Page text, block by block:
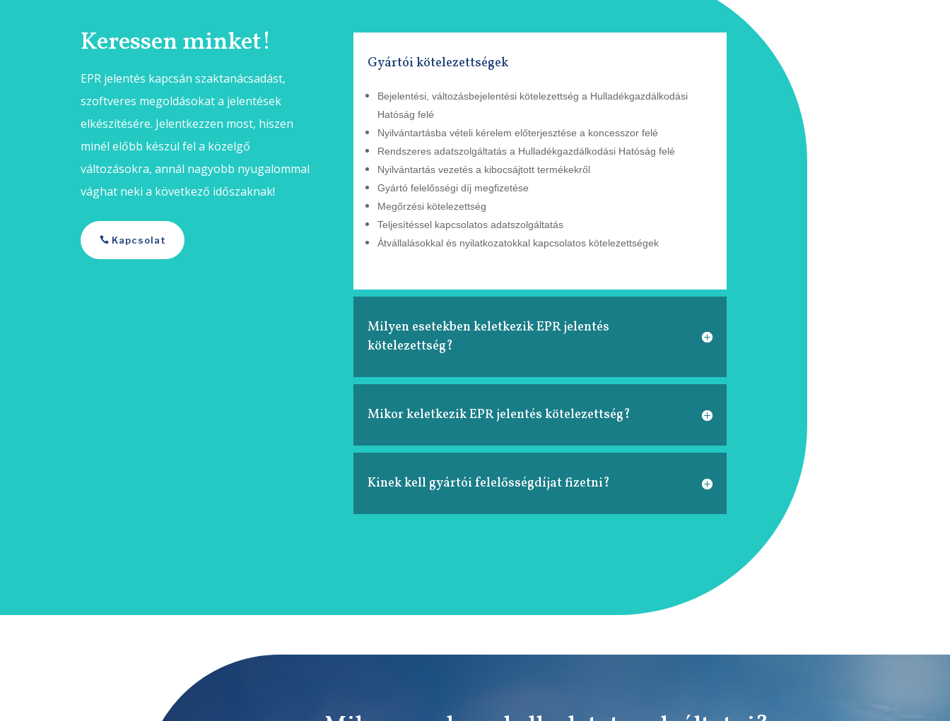
Keressen minket!
EPR jelentés kapcsán szaktanácsadást,
szoftveres megoldásokat a jelentések
elkészítésére. Jelentkezzen most, hiszen
minél előbb készül fel a közelgő
változásokra, annál nagyobb nyugalommal
vághat neki a következő időszaknak!
Kapcsolat
Gyártói kötelezettségek
Bejelentési, változásbejelentési kötelezettség a Hulladékgazdálkodási
Hatóság felé
Nyilvántartásba vételi kérelem előterjesztése a koncesszor felé
Rendszeres adatszolgáltatás a Hulladékgazdálkodási Hatóság felé
Nyilvántartás vezetés a kibocsájtott termékekről
Gyártó felelősségi díj megfizetése
Megőrzési kötelezettség
Teljesítéssel kapcsolatos adatszolgáltatás
Átvállalásokkal és nyilatkozatokkal kapcsolatos kötelezettségek
Milyen esetekben keletkezik EPR jelentés
kötelezettség?
Mikor keletkezik EPR jelentés kötelezettség?
Kinek kell gyártói felelősségdíjat fizetni?